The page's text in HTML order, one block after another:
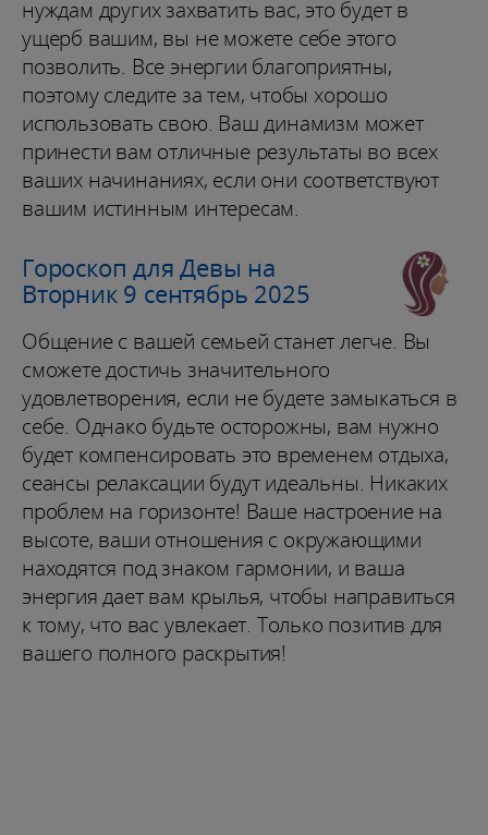
нуждам других захватить вас, это будет в
ущерб вашим, вы не можете себе этого
позволить. Все энергии благоприятны,
поэтому следите за тем, чтобы хорошо
использовать свою. Ваш динамизм может
принести вам отличные результаты во всех
ваших начинаниях, если они соответствуют
вашим истинным интересам.
Гороскоп для Девы на
Вторник 9 сентябрь 2025
Общение с вашей семьей станет легче. Вы
сможете достичь значительного
удовлетворения, если не будете замыкаться в
себе. Однако будьте осторожны, вам нужно
будет компенсировать это временем отдыха,
сеансы релаксации будут идеальны. Никаких
проблем на горизонте! Ваше настроение на
высоте, ваши отношения с окружающими
находятся под знаком гармонии, и ваша
энергия дает вам крылья, чтобы направиться
к тому, что вас увлекает. Только позитив для
вашего полного раскрытия!